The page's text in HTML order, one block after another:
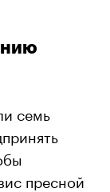
семь
пресной